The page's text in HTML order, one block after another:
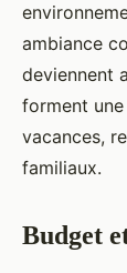
ambiance
deviennent
forment
vacances,
familiaux.
Budget